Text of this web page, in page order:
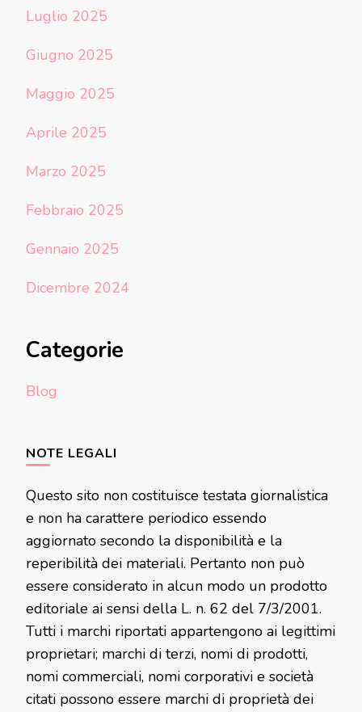
Luglio 2025
Giugno 2025
Maggio 2025
Aprile 2025
Marzo 2025
Febbraio 2025
Gennaio 2025
Dicembre 2024
Categorie
Blog
NOTE LEGALI
Questo sito non costituisce testata giornalistica
e non ha carattere periodico essendo
aggiornato secondo la disponibilità e la
reperibilità dei materiali. Pertanto non può
essere considerato in alcun modo un prodotto
editoriale ai sensi della L. n. 62 del 7/3/2001.
Tutti i marchi riportati appartengono ai legittimi
proprietari; marchi di terzi, nomi di prodotti,
nomi commerciali, nomi corporativi e società
citati possono essere marchi di proprietà dei